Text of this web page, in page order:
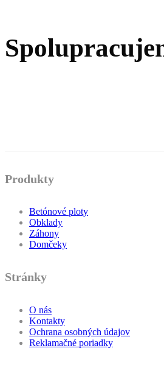
Produkty
Betónové ploty
Obklady
Záhony
Domčeky
Stránky
O nás
Kontakty
Ochrana osobných údajov
Reklamačné poriadky